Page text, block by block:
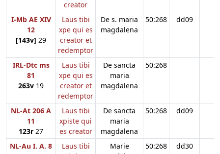
creator
I-Mb AE XIV
12
[143v] 29
Laus tibi
xpe qui es
creator et
redemptor
De s. maria
magdalena
50:268 dd09
IRL-Dtc ms
81
263v 19
Laus tibi
xpe qui es
creator et
redemptor
De sancta
maria
magdalena
50:268
NL-At 206 A
11
123r 27
Laus tibi
xpiste qui
es creator
De sancta
maria
magdalena
50:268 dd09
NL-Au I. A. 8
Laus tibi
Marie
50:268 dd30